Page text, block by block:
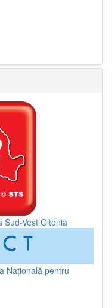
Sud-Vest Oltenia
Națională pentru